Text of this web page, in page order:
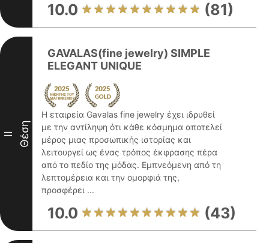
10.0 (81)
II Θέση
GAVALAS(fine jewelry) SIMPLE
ELEGANT UNIQUE
Η εταιρεία Gavalas fine jewelry έχει ιδρυθεί
με την αντίληψη ότι κάθε κόσμημα αποτελεί
μέρος μιας προσωπικής ιστορίας και
λειτουργεί ως ένας τρόπος έκφρασης πέρα
από το πεδίο της μόδας. Εμπνεόμενη από τη
λεπτομέρεια και την ομορφιά της,
προσφέρει ...
10.0 (43)